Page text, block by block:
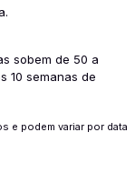
sobem de 50 a
10 semanas de
e podem variar por data